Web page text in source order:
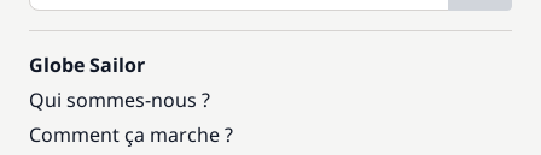
Globe Sailor
Qui sommes-nous ?
Comment ça marche ?